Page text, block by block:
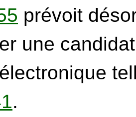
prévoit
une
.